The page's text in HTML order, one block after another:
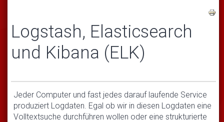
Logstash, Elasticsearch
und Kibana (ELK)
Jeder Computer und fast jedes darauf laufende Service
produziert Logdaten. Egal ob wir in diesen Logdaten eine
Volltextsuche durchführen wollen oder eine strukturierte